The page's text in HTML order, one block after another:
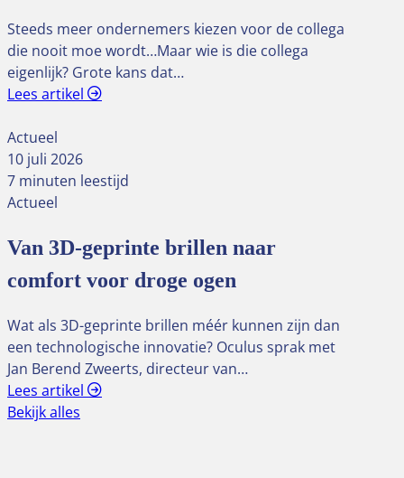
Steeds meer ondernemers kiezen voor de collega
die nooit moe wordt…Maar wie is die collega
eigenlijk? Grote kans dat…
Lees artikel
Actueel
10 juli 2026
7 minuten leestijd
Actueel
Van 3D-geprinte brillen naar
comfort voor droge ogen
Wat als 3D-geprinte brillen méér kunnen zijn dan
een technologische innovatie? Oculus sprak met
Jan Berend Zweerts, directeur van…
Lees artikel
Bekijk alles